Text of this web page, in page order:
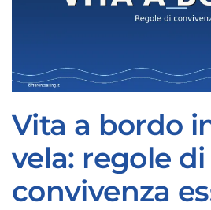
Vita a bordo
vela: regole di
convivenza